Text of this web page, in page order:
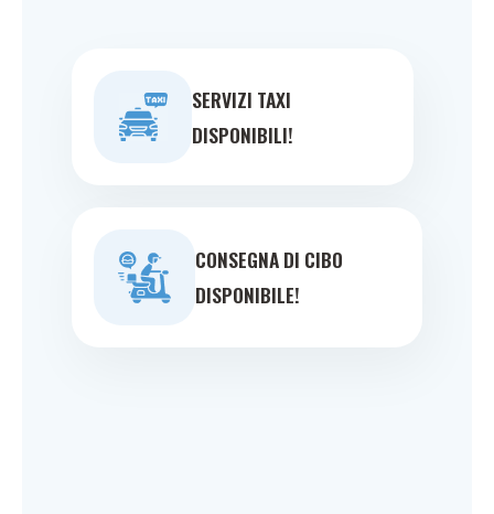
SERVIZI TAXI
DISPONIBILI!
CONSEGNA DI CIBO
DISPONIBILE!